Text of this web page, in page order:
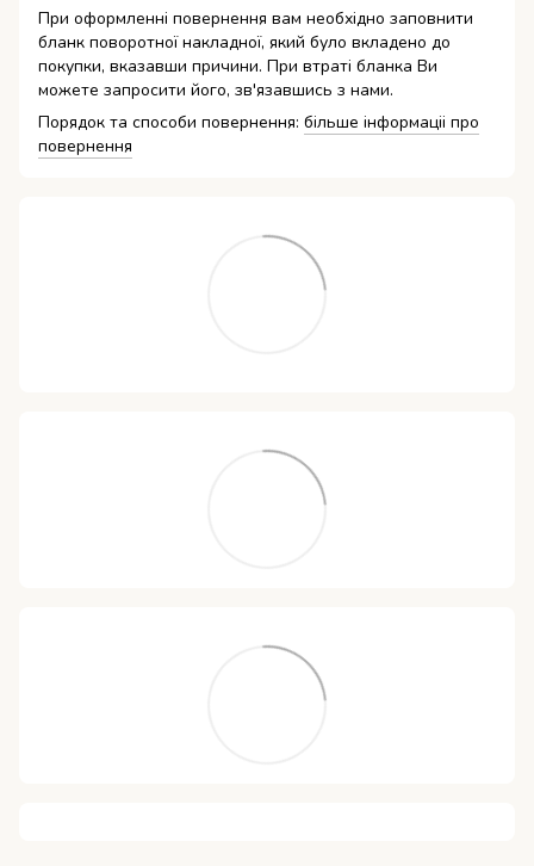
При оформленні повернення вам необхідно заповнити
бланк поворотної накладної, який було вкладено до
покупки, вказавши причини. При втраті бланка Ви
можете запросити його, зв'язавшись з нами.
Порядок та способи повернення: більше інформаціі про
повернення